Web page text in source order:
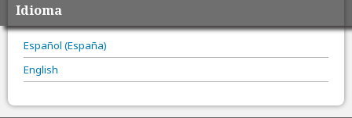
Idioma
Español (España)
English